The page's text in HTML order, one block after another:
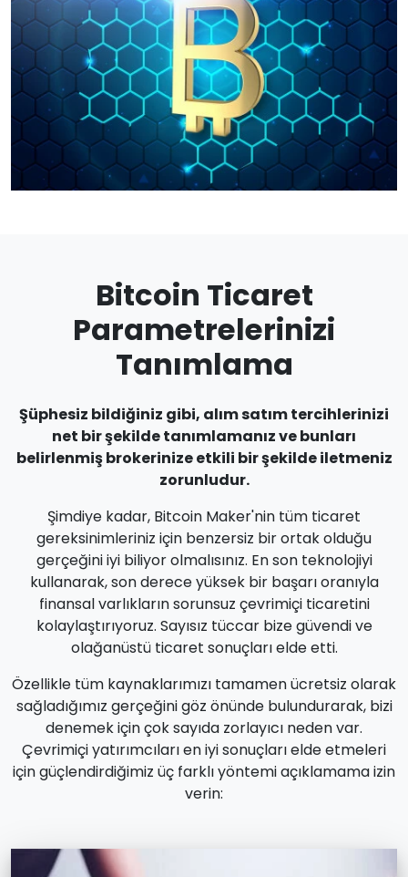
Bitcoin Ticaret
Parametrelerinizi
Tanımlama
Şüphesiz bildiğiniz gibi, alım satım tercihlerinizi
net bir şekilde tanımlamanız ve bunları
belirlenmiş brokerinize etkili bir şekilde iletmeniz
zorunludur.
Şimdiye kadar, Bitcoin Maker'nin tüm ticaret
gereksinimleriniz için benzersiz bir ortak olduğu
gerçeğini iyi biliyor olmalısınız. En son teknolojiyi
kullanarak, son derece yüksek bir başarı oranıyla
finansal varlıkların sorunsuz çevrimiçi ticaretini
kolaylaştırıyoruz. Sayısız tüccar bize güvendi ve
olağanüstü ticaret sonuçları elde etti.
Özellikle tüm kaynaklarımızı tamamen ücretsiz olarak
sağladığımız gerçeğini göz önünde bulundurarak, bizi
denemek için çok sayıda zorlayıcı neden var.
Çevrimiçi yatırımcıları en iyi sonuçları elde etmeleri
için güçlendirdiğimiz üç farklı yöntemi açıklamama izin
verin: